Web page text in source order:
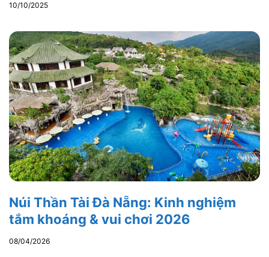
10/10/2025
Núi Thần Tài Đà Nẵng: Kinh nghiệm
tắm khoáng & vui chơi 2026
08/04/2026